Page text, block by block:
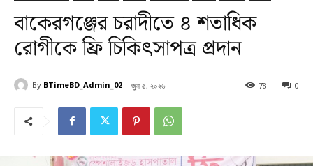
বাকেরগঞ্জের চরাদীতে ৪ শতাধিক
রোগীকে ফ্রি চিকিৎসাপত্র প্রদান
By BTimeBD_Admin_02 জুন ৫, ২০২৬ 0
78